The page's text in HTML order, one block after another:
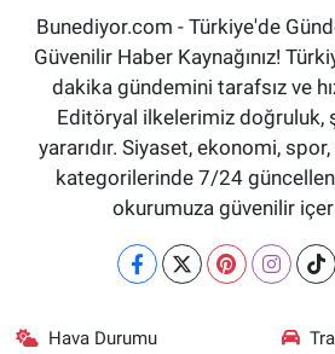
Bunediyor.com - Türkiye'de
Güvenilir Haber Kaynağınız!
dakika gündemini tarafsız ve
Editöryal ilkelerimiz doğruluk,
yararıdır. Siyaset, ekonomi,
kategorilerinde 7/24
okurumuza güvenilir
Hava Durumu